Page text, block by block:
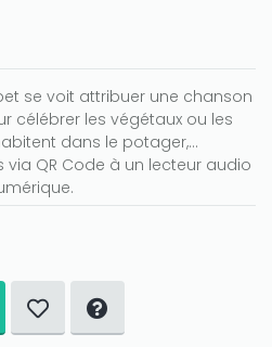
se voit attribuer une chanson
célébrer les végétaux ou les
dans le potager,...
QR Code à un lecteur audio